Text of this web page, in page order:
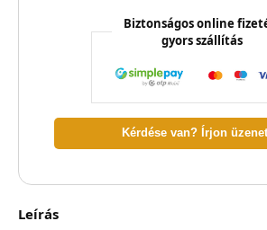
Biztonságos online
gyors szállítás
Kérdése van? Írjon
Leírás